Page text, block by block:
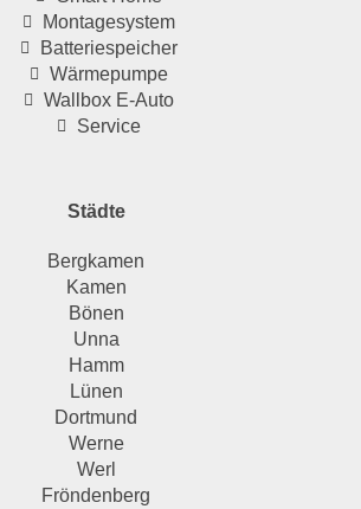
Montagesystem
Batteriespeicher
Wärmepumpe
Wallbox E-Auto
Service
Städte
Bergkamen
Kamen
Bönen
Unna
Hamm
Lünen
Dortmund
Werne
Werl
Fröndenberg